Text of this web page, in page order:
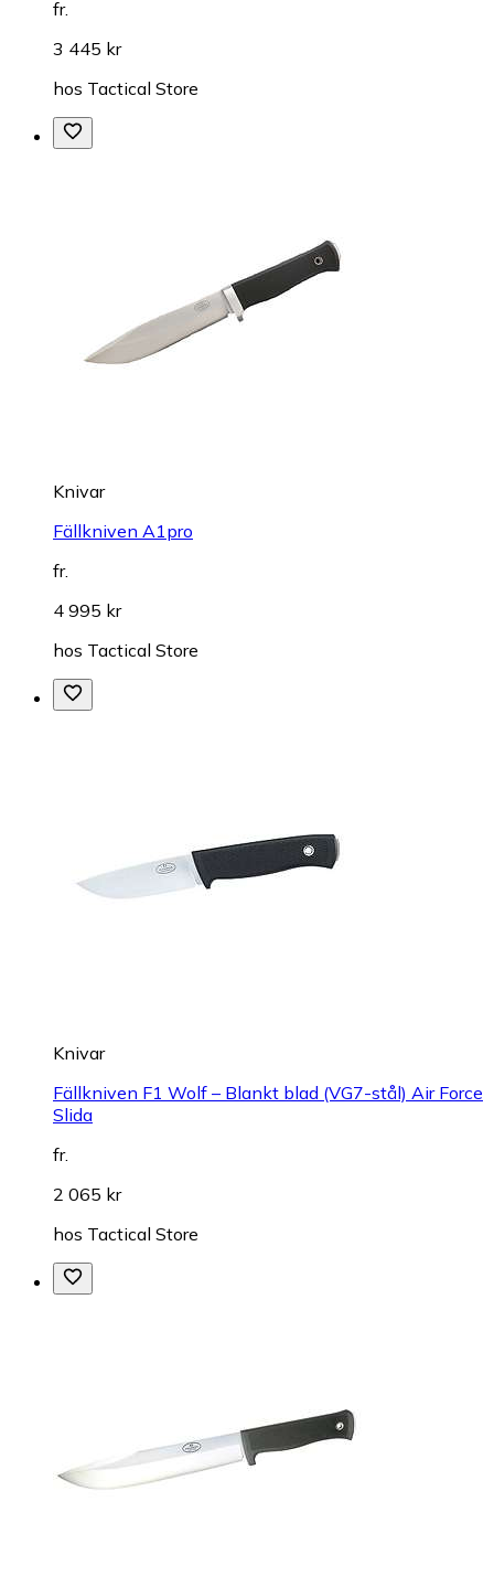
fr.
3 445 kr
hos Tactical Store
Knivar
Fällkniven A1pro
fr.
4 995 kr
hos Tactical Store
Knivar
Fällkniven F1 Wolf – Blankt blad (VG7-stål) Air Force
Slida
fr.
2 065 kr
hos Tactical Store